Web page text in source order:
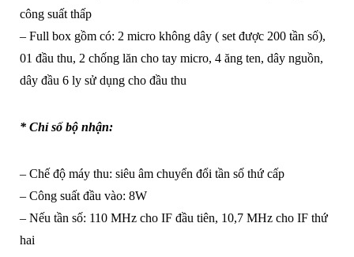
công suất thấp
– Full box gồm có: 2 micro không dây ( set được 200 tần số),
01 đầu thu, 2 chống lăn cho tay micro, 4 ăng ten, dây nguồn,
dây đầu 6 ly sử dụng cho đầu thu
* Chỉ số bộ nhận:
– Chế độ máy thu: siêu âm chuyển đổi tần số thứ cấp
– Công suất đầu vào: 8W
– Nếu tần số: 110 MHz cho IF đầu tiên, 10,7 MHz cho IF thứ
hai